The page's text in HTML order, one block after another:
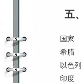
五
国家
希腊
以色列
印度